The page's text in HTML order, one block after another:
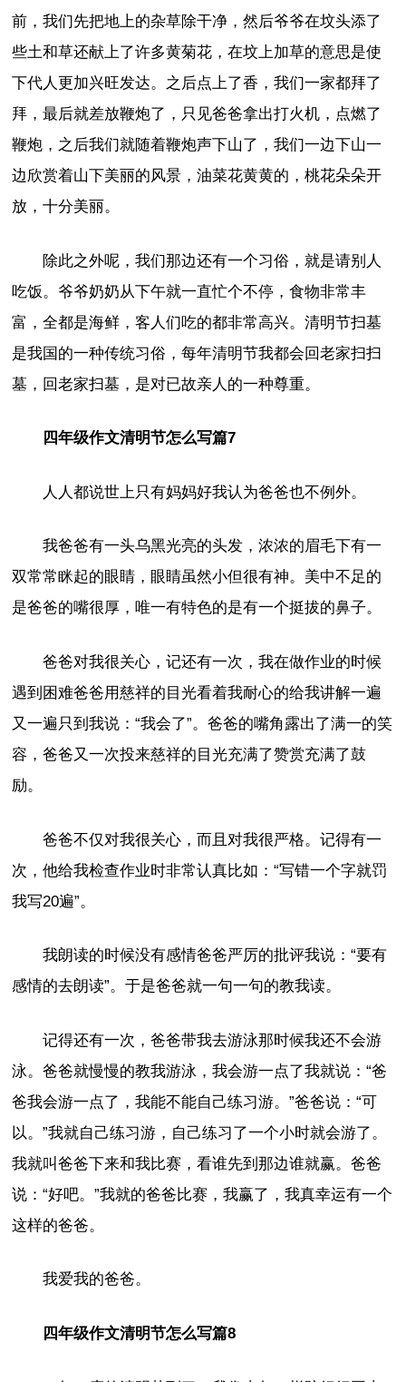
前，我们先把地上的杂草除干净，然后爷爷在坟头添了
些土和草还献上了许多黄菊花，在坟上加草的意思是使
下代人更加兴旺发达。之后点上了香，我们一家都拜了
拜，最后就差放鞭炮了，只见爸爸拿出打火机，点燃了
鞭炮，之后我们就随着鞭炮声下山了，我们一边下山一
边欣赏着山下美丽的风景，油菜花黄黄的，桃花朵朵开
放，十分美丽。
除此之外呢，我们那边还有一个习俗，就是请别人
吃饭。爷爷奶奶从下午就一直忙个不停，食物非常丰
富，全都是海鲜，客人们吃的都非常高兴。清明节扫墓
是我国的一种传统习俗，每年清明节我都会回老家扫扫
墓，回老家扫墓，是对已故亲人的一种尊重。
四年级作文清明节怎么写篇7
人人都说世上只有妈妈好我认为爸爸也不例外。
我爸爸有一头乌黑光亮的头发，浓浓的眉毛下有一
双常常眯起的眼睛，眼睛虽然小但很有神。美中不足的
是爸爸的嘴很厚，唯一有特色的是有一个挺拔的鼻子。
爸爸对我很关心，记还有一次，我在做作业的时候
遇到困难爸爸用慈祥的目光看着我耐心的给我讲解一遍
又一遍只到我说：“我会了”。爸爸的嘴角露出了满一的笑
容，爸爸又一次投来慈祥的目光充满了赞赏充满了鼓
励。
爸爸不仅对我很关心，而且对我很严格。记得有一
次，他给我检查作业时非常认真比如：“写错一个字就罚
我写20遍”。
我朗读的时候没有感情爸爸严厉的批评我说：“要有
感情的去朗读”。于是爸爸就一句一句的教我读。
记得还有一次，爸爸带我去游泳那时候我还不会游
泳。爸爸就慢慢的教我游泳，我会游一点了我就说：“爸
爸我会游一点了，我能不能自己练习游。”爸爸说：“可
以。”我就自己练习游，自己练习了一个小时就会游了。
我就叫爸爸下来和我比赛，看谁先到那边谁就赢。爸爸
说：“好吧。”我就的爸爸比赛，我赢了，我真幸运有一个
这样的爸爸。
我爱我的爸爸。
四年级作文清明节怎么写篇8